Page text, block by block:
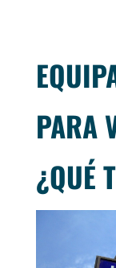
PARA
¿QUÉ